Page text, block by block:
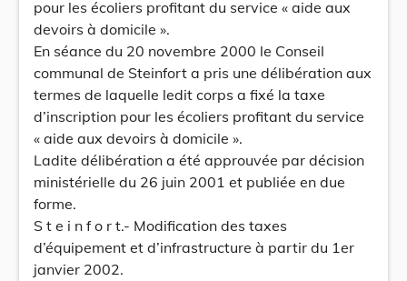
pour les écoliers profitant du service « aide aux
devoirs à domicile ».
En séance du 20 novembre 2000 le Conseil
communal de Steinfort a pris une délibération aux
termes de laquelle ledit corps a fixé la taxe
d’inscription pour les écoliers profitant du service
« aide aux devoirs à domicile ».
Ladite délibération a été approuvée par décision
ministérielle du 26 juin 2001 et publiée en due
forme.
S t e i n f o r t.- Modification des taxes
d’équipement et d’infrastructure à partir du 1er
janvier 2002.